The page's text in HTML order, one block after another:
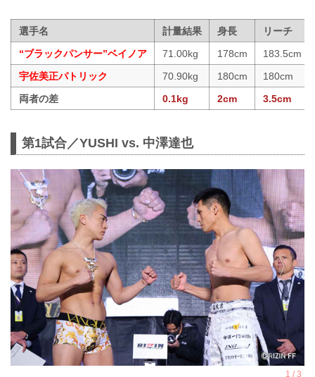
選手名 計量結果 身長
リーチ
“ブラックパンサー”ベイノア
71.00kg 178cm
183.5cm
宇佐美正パトリック
70.90kg 180cm
180cm
両者の差
0.1kg 2cm 3.5cm
第1試合／YUSHI vs. 中澤達也